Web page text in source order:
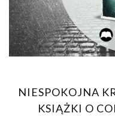
NIESPOKOJNA
KSIĄŻKI O